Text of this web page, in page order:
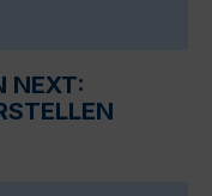
NEXT: